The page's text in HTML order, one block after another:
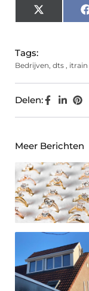
X
(Twitter)
Tags:
Bedrijven, dts , itrain
Delen:
Meer Berichten